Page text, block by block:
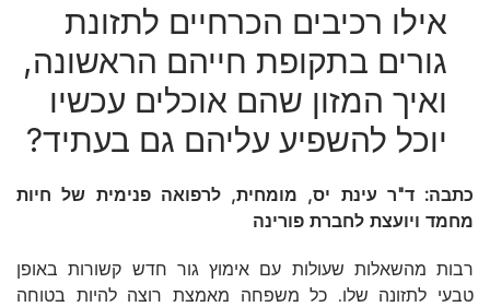
אילו רכיבים הכרחיים לתזונת
גורים בתקופת חייהם הראשונה,
ואיך המזון שהם אוכלים עכשיו
יוכל להשפיע עליהם גם בעתיד?
כתבה: ד"ר עינת יס, מומחית, לרפואה פנימית של חיות
מחמד ויועצת לחברת פורינה
רבות מהשאלות שעולות עם אימוץ גור חדש קשורות באופן
טבעי לתזונה שלו. כל משפחה מאמצת רוצה להיות בטוחה